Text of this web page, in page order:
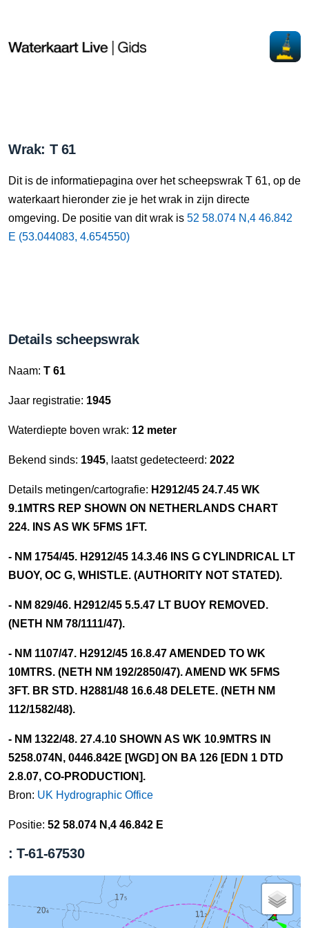
Wrak: T 61
Dit is de informatiepagina over het scheepswrak T 61, op de
waterkaart hieronder zie je het wrak in zijn directe
omgeving. De positie van dit wrak is 52 58.074 N,4 46.842
E (53.044083, 4.654550)
Details scheepswrak
Naam: T 61
Jaar registratie: 1945
Waterdiepte boven wrak: 12 meter
Bekend sinds: 1945, laatst gedetecteerd: 2022
Details metingen/cartografie: H2912/45 24.7.45 WK
9.1MTRS REP SHOWN ON NETHERLANDS CHART
224. INS AS WK 5FMS 1FT.
- NM 1754/45. H2912/45 14.3.46 INS G CYLINDRICAL LT
BUOY, OC G, WHISTLE. (AUTHORITY NOT STATED).
- NM 829/46. H2912/45 5.5.47 LT BUOY REMOVED.
(NETH NM 78/1111/47).
- NM 1107/47. H2912/45 16.8.47 AMENDED TO WK
10MTRS. (NETH NM 192/2850/47). AMEND WK 5FMS
3FT. BR STD. H2881/48 16.6.48 DELETE. (NETH NM
112/1582/48).
- NM 1322/48. 27.4.10 SHOWN AS WK 10.9MTRS IN
5258.074N, 0446.842E [WGD] ON BA 126 [EDN 1 DTD
2.8.07, CO-PRODUCTION].
Bron: UK Hydrographic Office
Positie: 52 58.074 N,4 46.842 E
: T-61-67530